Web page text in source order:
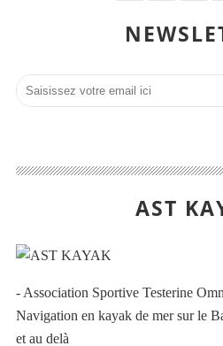
AST
- Association Sportive Testerine
Navigation en kayak de mer sur le
et au delà